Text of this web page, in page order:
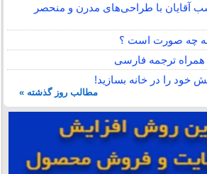
آقایان با طراحی‌های مدرن و منحصر
چه صورت است ؟
همراه ترجمه فارسی
خود را در خانه بسازید!
مطالب روز گذشته »